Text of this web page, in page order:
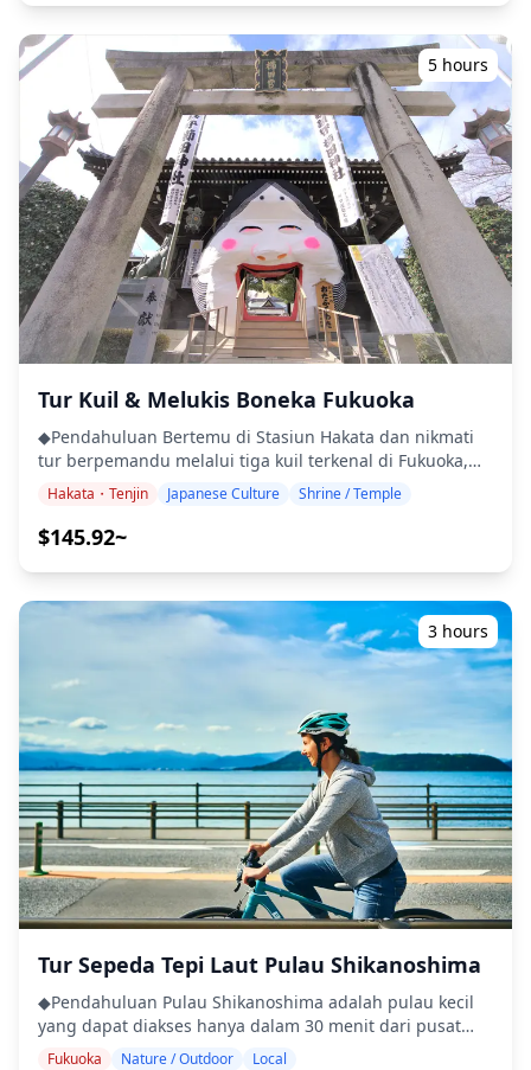
Periode Heian. Karena pengetahuannya yang luas,
Michizane dikaitkan dengan Tenjin, dewa pendidikan
Shinto, dan populer di kalangan pelajar.. ・Gerbang Air
Parit Kastil Yanagawa (3 jam) Anda dapat merasakan
Pesiar Sungai Yanagawa. ◆Info Tambahan ・Ini adalah
tur/aktivitas pribadi. Hanya grup Anda yang akan
berpartisipasi ・Wisatawan harus memiliki tingkat
kebugaran fisik sedang ・Tidak dapat diakses kursi roda
![]
(https://assets.hldycdn.com/experiences/
![]
(https://assets.hldycdn.com/experiences/
![]
(https://assets.hldycdn.com/experiences/
(https://assets.hldycdn.com/experiences/
(https://assets.hldycdn.com/experiences/
menikmati. Mari ciptakan kenangan indah bersama
dalam pengalaman yang tak terlupakan ini! ◆Termasuk
・Biaya transportasi ・Biaya aktivitas budaya ・Makan
makan siang ◆Jadwal Perjalanan ・Stasiun
Hakataminami (博多南駅) | Sensasi Naik Shinkansen
Pernah ingin naik Shinkansen? Meskipun dianggap
sebagai kereta ekspres terbatas, perjalanan kereta ini
hanya dikenakan biaya 330 yen untuk perjalanan satu
arah antara Stasiun Hakata dan Stasiun Hakataminami.
Ini adalah pengalaman langka untuk menikmati
Shinkansen dengan harga yang sangat murah di jalur
terkenal ini, yang menghubungkan Stasiun Hakata dan
Depo Hakata. ・Buat Kaos Kaligrafi Anda Sendiri |
Souvenir Unik Dekat stasiun, cobalah membuat kaos
kanji Anda sendiri. Pilih karakter Jepang, tulis dengan
kaligrafi kuas, dan cetak desain Anda di kaos untuk
bagian tak terlupakan dari perjalanan Anda. (50 menit •
Gratis) ・Kuil Arahito (荒仁神社) | Kuil Keberuntungan
dan Kecantikan Terkenal karena membawa
dengan motif kelinci lucu untuk tahun 2023, Tahun
terlupakan di kuil Jepang. (30 menit • Gratis) ・Restoran
Shabu-Shabu Jepang di Nakagawa Nikmati shabu-
shabu, hotpot populer di mana Anda mencelupkan
irisan tipis daging, tahu, dan sayuran ke dalam kaldu
Hidangan klasik Jepang ini sekarang menjadi favorit di
kalangan wisatawan juga. Harap dicatat bahwa ini
adalah makan sepuasnya, tetapi jadwal dapat bervariasi.
(1 jam • Gratis) ・Pemandian Air Panas Nakagawa | Air
Panas Alami di Nakagawa Rasakan relaksasi berendam
di pemandian air panas alami Nakagawa, yang dialiri air
jernih dari Pegunungan Seihō. Nikmati pemandangan
musiman, dari dedaunan yang berdesir hingga aroma
alam, saat Anda bersantai di lingkungan yang tenang. (1
Jepang terkenal dengan sake-nya, dan Anda dapat
menikmati pengalaman mencicipi sake di Hakata. Cicipi
sake dan shochu premium dalam suasana yang nyaman,
cocok untuk menambahkan sentuhan budaya pada
perjalanan Anda. (40 menit • Gratis) ◆Info Tambahan ・
5 hours
Tur Kuil & Melukis Boneka Fukuoka
◆Pendahuluan Bertemu di Stasiun Hakata dan nikmati
tur berpemandu melalui tiga kuil terkenal di Fukuoka,
dengan biaya transportasi umum termasuk. Rasakan
Melukis Boneka Hakata dan kunjungi Kuil Shofuku-Ji,
Kuil Tochoji, Kuil Kushida, dan Toko Boneka Hakata
Arcade. ◆Termasuk ・Pemandu ・Biaya masuk ・Biaya
transportasi umum ◆Jadwal perjalanan ■Titik
pertemuan: Stasiun Hakata Pemandu Anda akan
menunggu Anda di stasiun Hakata ■Kuil Shofuku-ji
Didirikan pada tahun 1195 oleh pendeta Eisai, Kuil
Shofuku-ji menandai pengenalan sekte Rinzai dari Zen
Buddhisme dari Cina ke Jepang. Meskipun pengunjung
tidak dapat memasuki bangunan kuil, mereka
dipersilakan untuk menjelajahi halaman Shofuku-ji yang
tenang, menikmati pemandangan arsitektur bersejarah
kuil dari luar. ■Kuil Tochoji Salah satu kuil Buddha tertua
yang masih ada di Jepang, adalah daya tarik utama di
Kota Fukuoka. Didirikan pada tahun 806 oleh biksu yang
dihormati Kobo-Daishi Kukai, kadang-kadang disebut
"Kuil Tocho-mitsuji." Setelah perjalanannya ke Dinasti
Tang Cina untuk pelatihan spiritual yang ketat, Kobo-
Daishi kembali ke Hakata, tempat ia berdoa untuk
penyebaran dan kehadiran abadi Buddhisme Esoterik
Shingon di Jepang. ■Kuil Kushida Kuil bersejarah ini,
salah satu yang tertua di Fukuoka, terkenal karena
menjadi tuan rumah Festival Hakata Gion Yamakasa
Hakata・Tenjin Japanese Culture Shrine / Temple
$145.92~
3 hours
Tur Sepeda Tepi Laut Pulau Shikanoshima
◆Pendahuluan Pulau Shikanoshima adalah pulau kecil
yang dapat diakses hanya dalam 30 menit dari pusat
Fukuoka. Pemandangan kota dan gaya hidup desa
Fukuoka Nature / Outdoor Local